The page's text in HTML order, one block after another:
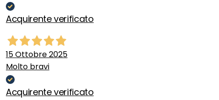
Acquirente verificato
15 Ottobre 2025
Molto bravi
Acquirente verificato